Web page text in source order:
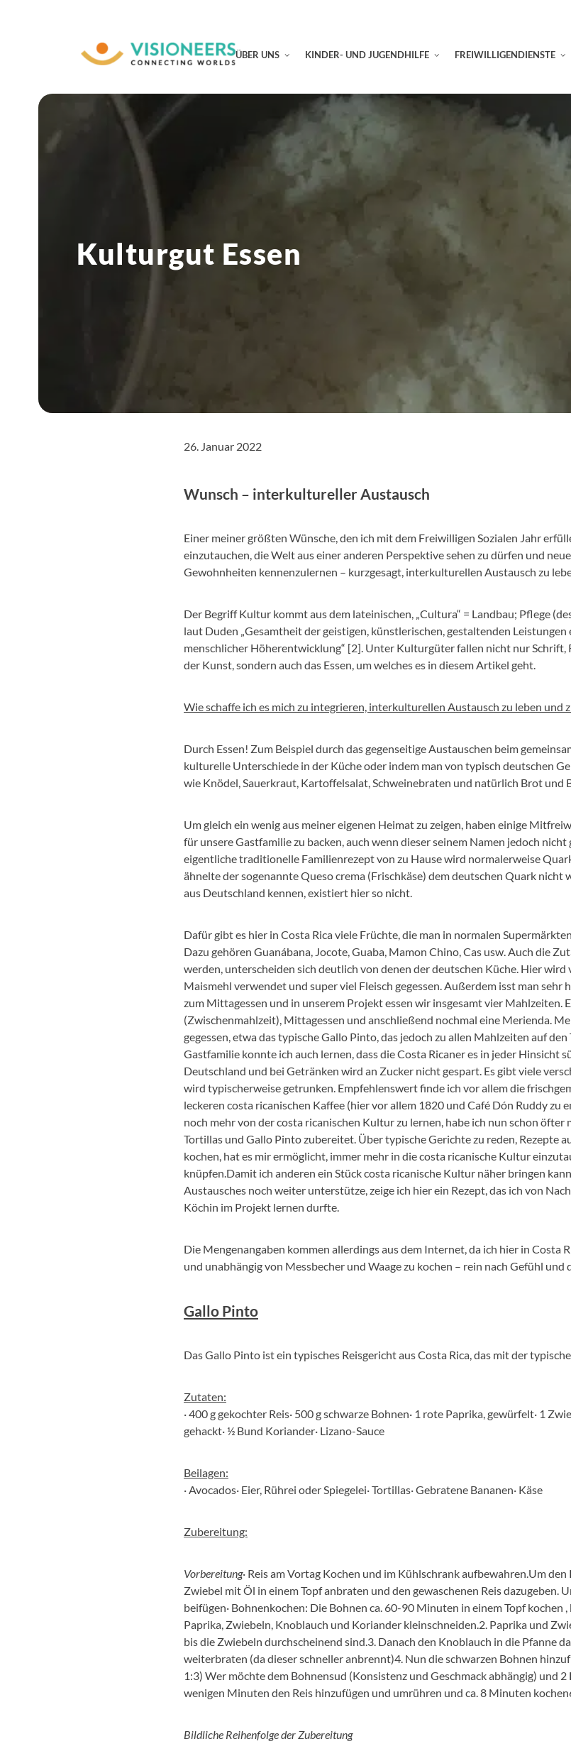
ÜBER UNS KINDER- UND JUGENDHILFE FREIWILLIGENDIENSTE
Kulturgut Essen
26. Januar 2022
Wunsch – interkultureller Austausch
Einer meiner größten Wünsche, den ich mit dem Freiwilligen Sozialen Jahr
einzutauchen, die Welt aus einer anderen Perspektive sehen zu dürfen und
Gewohnheiten kennenzulernen – kurzgesagt, interkulturellen Austausch zu
Der Begriff Kultur kommt aus dem lateinischen, „Cultura“ = Landbau; Pflege
laut Duden „Gesamtheit der geistigen, künstlerischen, gestaltenden
menschlicher Höherentwicklung“ [2]. Unter Kulturgüter fallen nicht nur Schrift,
der Kunst, sondern auch das Essen, um welches es in diesem Artikel geht.
Wie schaffe ich es mich zu integrieren, interkulturellen Austausch zu leben und
Durch Essen! Zum Beispiel durch das gegenseitige Austauschen beim
kulturelle Unterschiede in der Küche oder indem man von typisch deutschen
wie Knödel, Sauerkraut, Kartoffelsalat, Schweinebraten und natürlich Brot und
Um gleich ein wenig aus meiner eigenen Heimat zu zeigen, haben einige
für unsere Gastfamilie zu backen, auch wenn dieser seinem Namen jedoch nicht
eigentliche traditionelle Familienrezept von zu Hause wird normalerweise
ähnelte der sogenannte Queso crema (Frischkäse) dem deutschen Quark nicht
aus Deutschland kennen, existiert hier so nicht.
Dafür gibt es hier in Costa Rica viele Früchte, die man in normalen
Dazu gehören Guanábana, Jocote, Guaba, Mamon Chino, Cas usw. Auch die
werden, unterscheiden sich deutlich von denen der deutschen Küche. Hier wird
Maismehl verwendet und super viel Fleisch gegessen. Außerdem isst man sehr
zum Mittagessen und in unserem Projekt essen wir insgesamt vier Mahlzeiten.
(Zwischenmahlzeit), Mittagessen und anschließend nochmal eine Merienda.
gegessen, etwa das typische Gallo Pinto, das jedoch zu allen Mahlzeiten auf
Gastfamilie konnte ich auch lernen, dass die Costa Ricaner es in jeder Hinsicht
Deutschland und bei Getränken wird an Zucker nicht gespart. Es gibt viele
wird typischerweise getrunken. Empfehlenswert finde ich vor allem die
leckeren costa ricanischen Kaffee (hier vor allem 1820 und Café Dón Ruddy zu
noch mehr von der costa ricanischen Kultur zu lernen, habe ich nun schon öfter
Tortillas und Gallo Pinto zubereitet. Über typische Gerichte zu reden, Rezepte
kochen, hat es mir ermöglicht, immer mehr in die costa ricanische Kultur
knüpfen.Damit ich anderen ein Stück costa ricanische Kultur näher bringen
Austausches noch weiter unterstütze, zeige ich hier ein Rezept, das ich von
Köchin im Projekt lernen durfte.
Die Mengenangaben kommen allerdings aus dem Internet, da ich hier in Costa
und unabhängig von Messbecher und Waage zu kochen – rein nach Gefühl
Gallo Pinto
Das Gallo Pinto ist ein typisches Reisgericht aus Costa Rica, das mit der
Zutaten:
· 400 g gekochter Reis· 500 g schwarze Bohnen· 1 rote Paprika, gewürfelt· 1
gehackt· ½ Bund Koriander· Lizano-Sauce
Beilagen:
· Avocados· Eier, Rührei oder Spiegelei· Tortillas· Gebratene Bananen· Käse
Zubereitung:
Vorbereitung· Reis am Vortag Kochen und im Kühlschrank aufbewahren.Um
Zwiebel mit Öl in einem Topf anbraten und den gewaschenen Reis dazugeben.
beifügen· Bohnenkochen: Die Bohnen ca. 60-90 Minuten in einem Topf kochen ,
Paprika, Zwiebeln, Knoblauch und Koriander kleinschneiden.2. Paprika und
bis die Zwiebeln durchscheinend sind.3. Danach den Knoblauch in die Pfanne
weiterbraten (da dieser schneller anbrennt)4. Nun die schwarzen Bohnen
1:3) Wer möchte dem Bohnensud (Konsistenz und Geschmack abhängig) und 2
wenigen Minuten den Reis hinzufügen und umrühren und ca. 8 Minuten
Bildliche Reihenfolge der Zubereitung